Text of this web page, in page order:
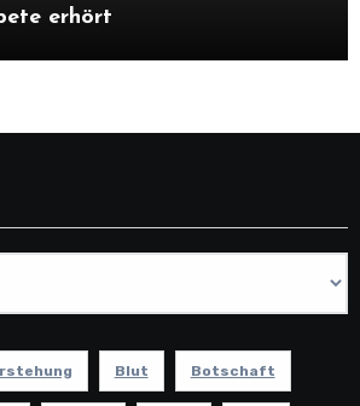
erhört
Blut Botschaft